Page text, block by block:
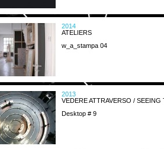
2014
ATELIERS
w_a_stampa 04
2013
VEDERE ATTRAVERSO /
Desktop # 9